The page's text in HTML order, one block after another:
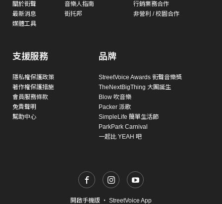
關於街聲
最新消息
媒體工具
音樂人指南
街托邦
行銷業務合作
非營利 / 校園合作
支援服務
隱私權保護政策
著作權保護措施
會員服務條款
免責聲明
幫助中心
品牌
StreetVoice Awards 街聲音樂獎
TheNextBigThing 大團誕生
Blow 吹音樂
Packer 派歌
SimpleLife 簡單生活節
ParkPark Carnival
一起比 YEAH 吧
開啟手機版 ・ StreetVoice App